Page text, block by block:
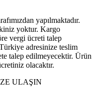
yapılmaktadır.
yoktur. Kargo
vergi ücreti talep
adresinize teslim
talep edilmeyecektir. Ürün
olacaktır.
ULAŞIN